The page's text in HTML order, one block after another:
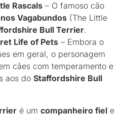
Rascals – O famoso cão
Vagabundos (The Little
Bull Terrier.
Life of Pets – Embora o
em geral, o personagem
cães com temperamento e
aos do Staffordshire Bull
é um companheiro fiel e